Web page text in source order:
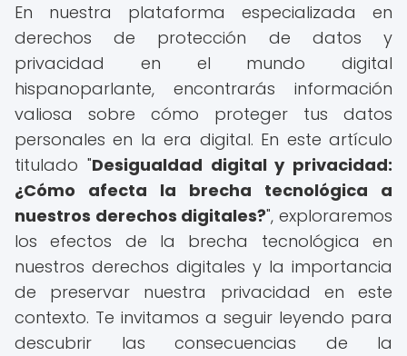
En nuestra plataforma especializada en
derechos de protección de datos y
privacidad en el mundo digital
hispanoparlante, encontrarás información
valiosa sobre cómo proteger tus datos
personales en la era digital. En este artículo
titulado "Desigualdad digital y privacidad:
¿Cómo afecta la brecha tecnológica a
nuestros derechos digitales?", exploraremos
los efectos de la brecha tecnológica en
nuestros derechos digitales y la importancia
de preservar nuestra privacidad en este
contexto. Te invitamos a seguir leyendo para
descubrir las consecuencias de la